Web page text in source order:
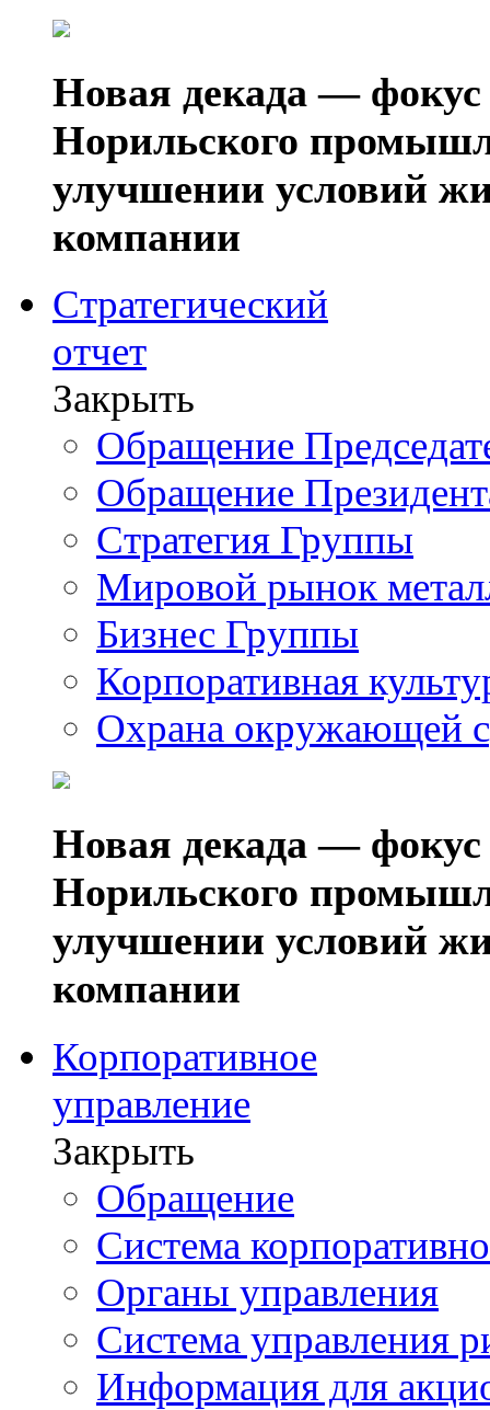
Новая декада — фокус
Норильского
улучшении условий
компании
Стратегический
отчет
Закрыть
Обращение
Обращение
Стратегия Группы
Мировой рынок
Бизнес Группы
Корпоративная
Охрана окружающей
Новая декада — фокус
Норильского
улучшении условий
компании
Корпоративное
управление
Закрыть
Обращение
Система
Органы управления
Система управления
Информация для